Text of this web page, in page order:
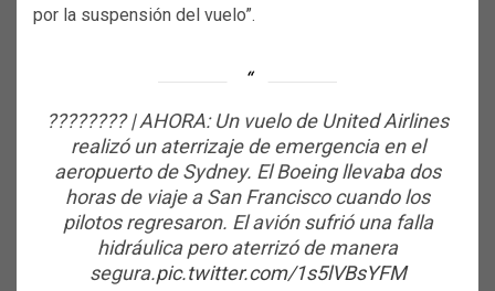
por la suspensión del vuelo”.
???????? | AHORA: Un vuelo de United Airlines
realizó un aterrizaje de emergencia en el
aeropuerto de Sydney. El Boeing llevaba dos
horas de viaje a San Francisco cuando los
pilotos regresaron. El avión sufrió una falla
hidráulica pero aterrizó de manera
segura.pic.twitter.com/1s5lVBsYFM